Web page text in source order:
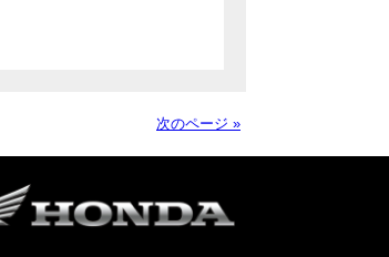
次のページ »